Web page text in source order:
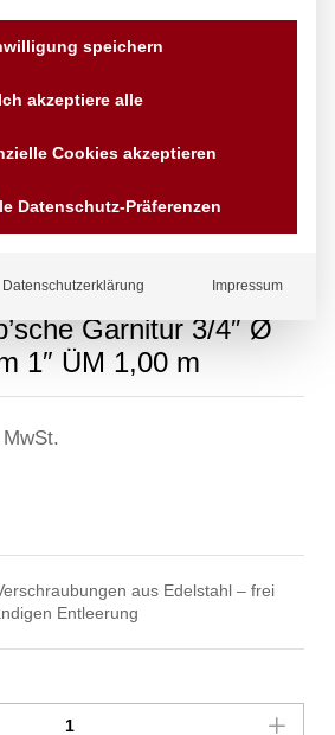
Garnitur 3/4″ Ø
1″ ÜM 1,00 m
aus Edelstahl – frei
Entleerung
speichern
Ich akzeptiere alle
Cookies akzeptieren
Datenschutz-Präferenzen
Datenschutzerklärung Impressum